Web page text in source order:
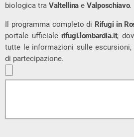
biologica tra Valtellina e Valposchiavo.
Il programma completo di Rifugi in
portale ufficiale rifugi.lombardia.it,
tutte le informazioni sulle
di partecipazione.